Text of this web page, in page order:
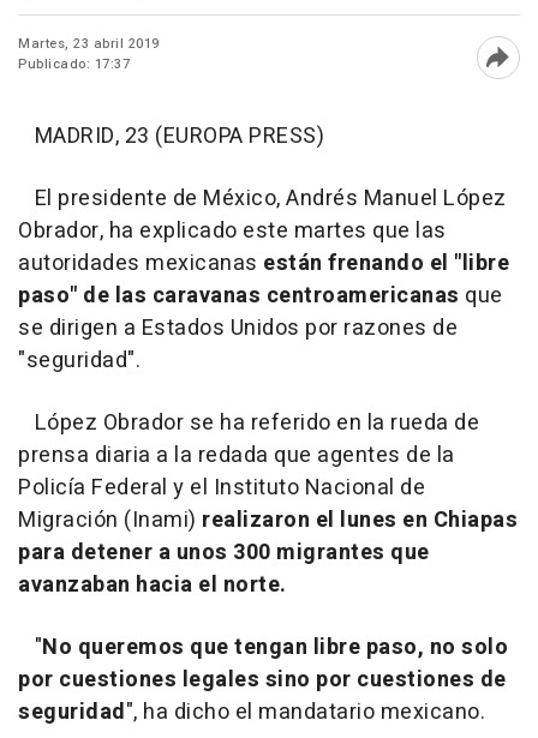
Martes, 23 abril 2019
Publicado: 17:37
MADRID, 23 (EUROPA PRESS)
El presidente de México, Andrés Manuel López
Obrador, ha explicado este martes que las
autoridades mexicanas están frenando el "libre
paso" de las caravanas centroamericanas que
se dirigen a Estados Unidos por razones de
"seguridad".
López Obrador se ha referido en la rueda de
prensa diaria a la redada que agentes de la
Policía Federal y el Instituto Nacional de
Migración (Inami) realizaron el lunes en Chiapas
para detener a unos 300 migrantes que
avanzaban hacia el norte.
"No queremos que tengan libre paso, no solo
por cuestiones legales sino por cuestiones de
seguridad", ha dicho el mandatario mexicano.